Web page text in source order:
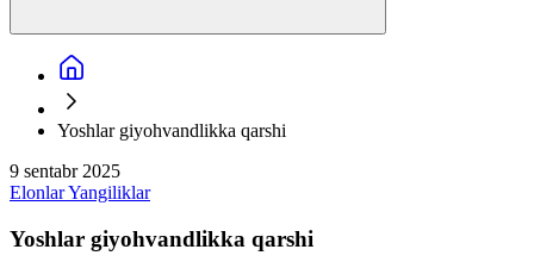
Yoshlar giyohvandlikka qarshi
9 sentabr 2025
ElonlarYangiliklar
Yoshlar giyohvandlikka qarshi